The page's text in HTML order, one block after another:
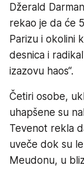
Džerald
rekao je da će
Parizu i okolini
desnica i
izazovu haos“.
Četiri osobe,
uhapšene su
Tevenot rekla
uveče dok su
Meudonu, u